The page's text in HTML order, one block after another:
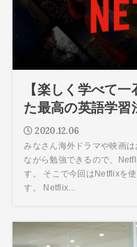
【楽しく学べて
た最高の英語学習
2020.12.06
みなさん海外ドラマや映画
ながら勉強できるので、
す。 そこで今回はNetflixを
す。 Netflix...